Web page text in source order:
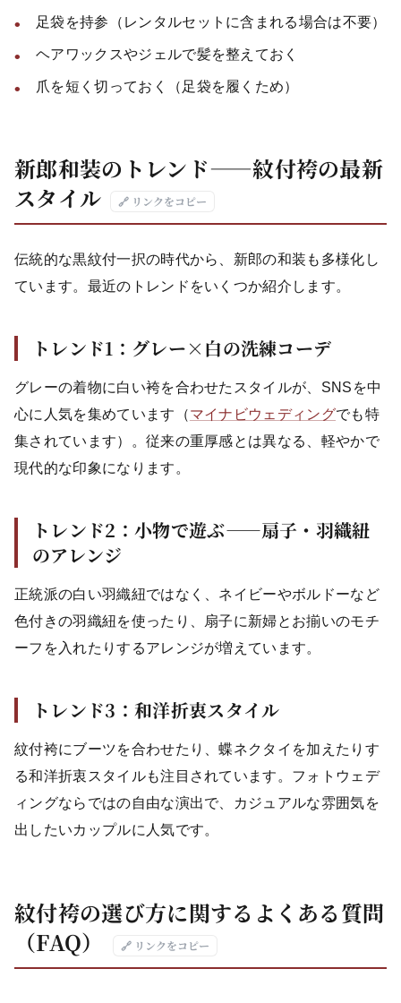
足袋を持参（レンタルセットに含まれる場合は不要）
ヘアワックスやジェルで髪を整えておく
爪を短く切っておく（足袋を履くため）
新郎和装のトレンド——紋付袴の最新
スタイル
🔗 リンクをコピー
伝統的な黒紋付一択の時代から、新郎の和装も多様化し
ています。最近のトレンドをいくつか紹介します。
トレンド1：グレー×白の洗練コーデ
グレーの着物に白い袴を合わせたスタイルが、SNSを中
心に人気を集めています（マイナビウェディングでも特
集されています）。従来の重厚感とは異なる、軽やかで
現代的な印象になります。
トレンド2：小物で遊ぶ——扇子・羽織紐
のアレンジ
正統派の白い羽織紐ではなく、ネイビーやボルドーなど
色付きの羽織紐を使ったり、扇子に新婦とお揃いのモチ
ーフを入れたりするアレンジが増えています。
トレンド3：和洋折衷スタイル
紋付袴にブーツを合わせたり、蝶ネクタイを加えたりす
る和洋折衷スタイルも注目されています。フォトウェデ
ィングならではの自由な演出で、カジュアルな雰囲気を
出したいカップルに人気です。
紋付袴の選び方に関するよくある質問
（FAQ）
🔗 リンクをコピー